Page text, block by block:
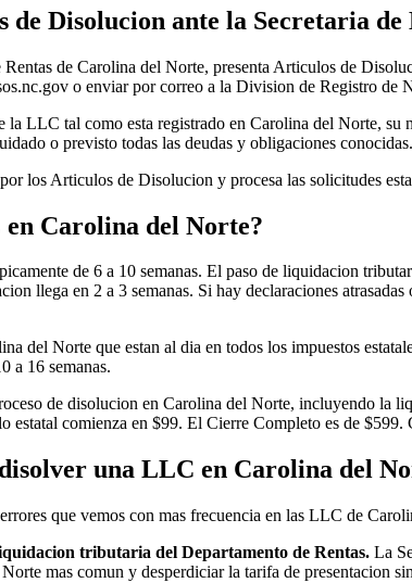
de Disolucion ante la Secretaria
de Carolina del Norte, presenta Articulos de
o enviar por correo a la Division de Registro de
LLC tal como esta registrado en Carolina del Norte,
o previsto todas las deudas y obligaciones conocidas.
los Articulos de Disolucion y procesa las solicitudes
Carolina del Norte?
de 6 a 10 semanas. El paso de liquidacion
llega en 2 a 3 semanas. Si hay declaraciones
del Norte que estan al dia en todos los impuestos
a 16 semanas.
de disolucion en Carolina del Norte, incluyendo la
comienza en $99. El Cierre Completo es de $599.
una LLC en Carolina del
que vemos con mas frecuencia en las LLC de
tributaria del Departamento de Rentas. La
mas comun y desperdiciar la tarifa de presentacion